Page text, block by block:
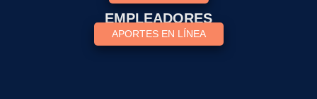
EMPLEADORES
APORTES EN LÍNEA